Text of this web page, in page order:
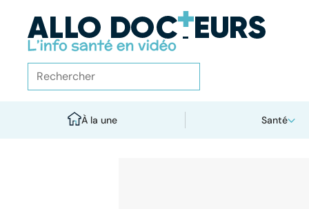
À la une Santé